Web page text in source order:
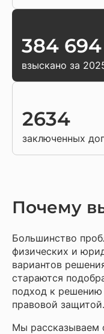
384
взыскано за
2634
заключенных
Почему
Большинство
физических и
вариантов
стараются
подход к решению
правовой защитой.
Мы рассказываем